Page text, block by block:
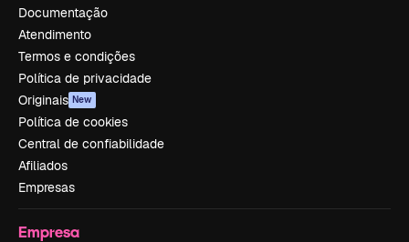
Documentação
Atendimento
Termos e condições
Política de privacidade
Originais New
Política de cookies
Central de confiabilidade
Afiliados
Empresas
Empresa